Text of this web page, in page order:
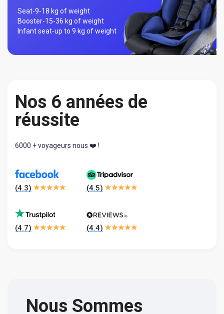
Seat-9-18 kg of weight
Booster-15-36 kg of weight
Infant seat-up to 9 kg of weight
Nos 6 années de
réussite
6000 + voyageurs nous ❤️ !
(4.3) (4.5)
(4.7) (4.4)
Nous Sommes